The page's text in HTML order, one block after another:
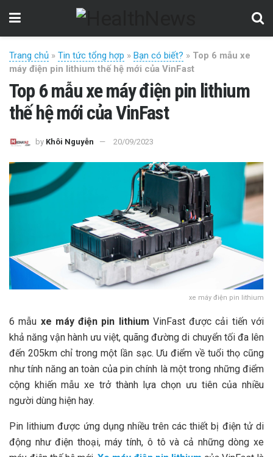
Trang chủ » Tin tức tổng hợp » Bạn có biết? » Top 6 mẫu xe
máy điện pin lithium thế hệ mới của VinFast
Top 6 mẫu xe máy điện pin lithium
thế hệ mới của VinFast
by Khôi Nguyễn 20/09/2023
xe máy điện pin lithium
6 mẫu xe máy điện pin lithium VinFast được cải tiến với
khả năng vận hành ưu việt, quãng đường di chuyển tối đa lên
đến 205km chỉ trong một lần sạc. Ưu điểm về tuổi thọ cũng
như tính năng an toàn của pin chính là một trong những điểm
cộng khiến mẫu xe trở thành lựa chọn ưu tiên của nhiều
người dùng hiện hay.
Pin lithium được ứng dụng nhiều trên các thiết bị điện tử di
động như điện thoại, máy tính, ô tô và cả những dòng xe